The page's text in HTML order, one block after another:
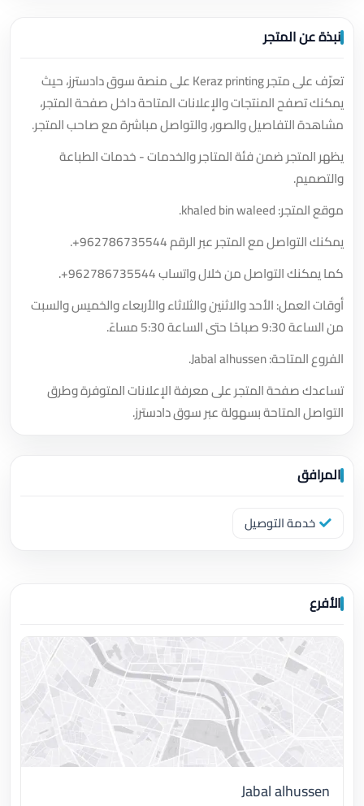
نبذة عن المتجر
تعرّف على متجر Keraz printing على منصة سوق دادسترز، حيث
يمكنك تصفح المنتجات والإعلانات المتاحة داخل صفحة المتجر،
مشاهدة التفاصيل والصور، والتواصل مباشرة مع صاحب المتجر.
يظهر المتجر ضمن فئة المتاجر والخدمات - خدمات الطباعة
والتصميم.
موقع المتجر: khaled bin waleed.
يمكنك التواصل مع المتجر عبر الرقم+962786735544
.
كما يمكنك التواصل من خلال واتساب+962786735544
.
أوقات العمل: الأحد والاثنين والثلاثاء والأربعاء والخميس والسبت
من الساعة 9:30 صباحًا حتى الساعة 5:30 مساءً.
الفروع المتاحة: Jabal alhussen.
تساعدك صفحة المتجر على معرفة الإعلانات المتوفرة وطرق
التواصل المتاحة بسهولة عبر سوق دادسترز.
المرافق
خدمة التوصيل
الأفرع
Jabal alhussen